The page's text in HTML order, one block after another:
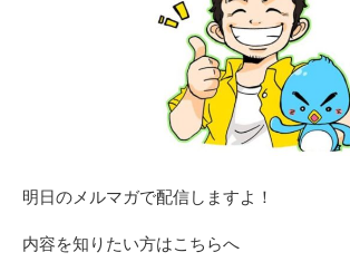
明日のメルマガで配信しますよ！
内容を知りたい方はこちらへ